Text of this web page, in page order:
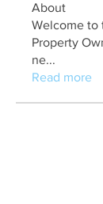
About
Welcome to
Property
ne...
Read more